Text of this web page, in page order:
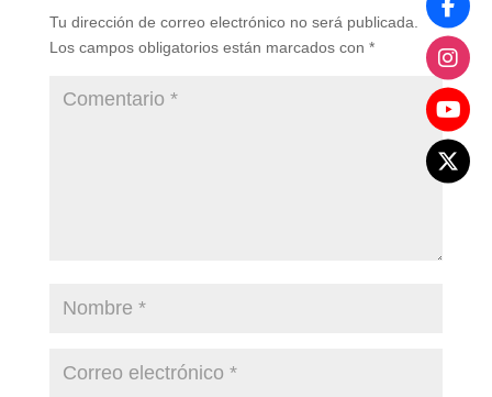
Tu dirección de correo electrónico no será publicada.
Los campos obligatorios están marcados con *